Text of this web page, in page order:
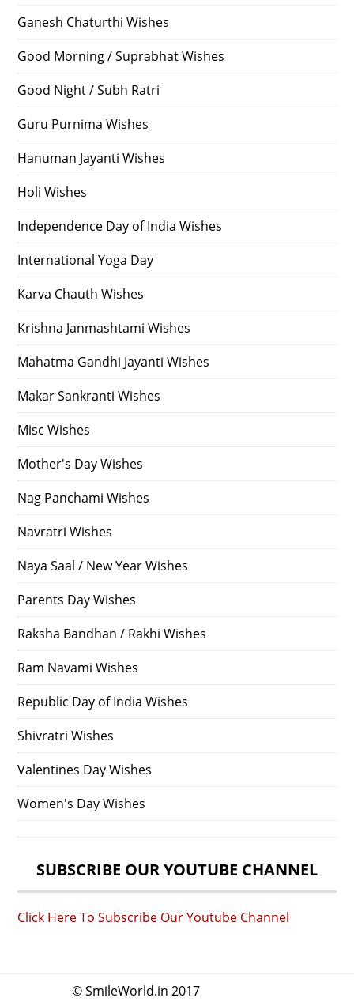
Ganesh Chaturthi Wishes
Good Morning / Suprabhat Wishes
Good Night / Subh Ratri
Guru Purnima Wishes
Hanuman Jayanti Wishes
Holi Wishes
Independence Day of India Wishes
International Yoga Day
Karva Chauth Wishes
Krishna Janmashtami Wishes
Mahatma Gandhi Jayanti Wishes
Makar Sankranti Wishes
Misc Wishes
Mother's Day Wishes
Nag Panchami Wishes
Navratri Wishes
Naya Saal / New Year Wishes
Parents Day Wishes
Raksha Bandhan / Rakhi Wishes
Ram Navami Wishes
Republic Day of India Wishes
Shivratri Wishes
Valentines Day Wishes
Women's Day Wishes
SUBSCRIBE OUR YOUTUBE CHANNEL
Click Here To Subscribe Our Youtube Channel
© SmileWorld.in 2017